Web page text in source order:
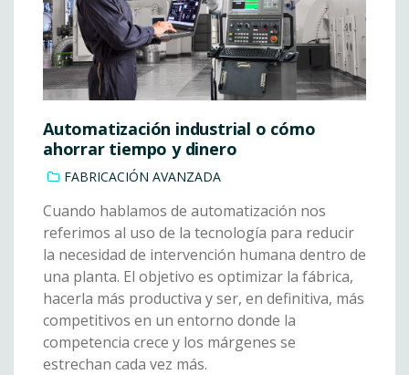
Automatización industrial o cómo
ahorrar tiempo y dinero
FABRICACIÓN AVANZADA
Cuando hablamos de automatización nos
referimos al uso de la tecnología para reducir
la necesidad de intervención humana dentro de
una planta. El objetivo es optimizar la fábrica,
hacerla más productiva y ser, en definitiva, más
competitivos en un entorno donde la
competencia crece y los márgenes se
estrechan cada vez más.